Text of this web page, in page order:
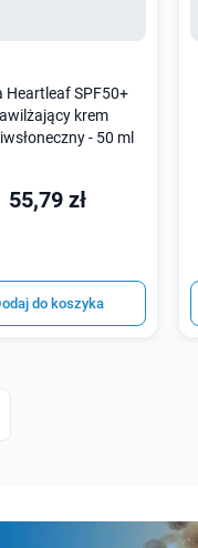
Heartleaf SPF50+
krem
- 50 ml
55,79 zł
do koszyka